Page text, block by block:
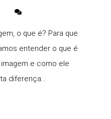
o que é? Para que
entender o que é
e como ele
diferença...